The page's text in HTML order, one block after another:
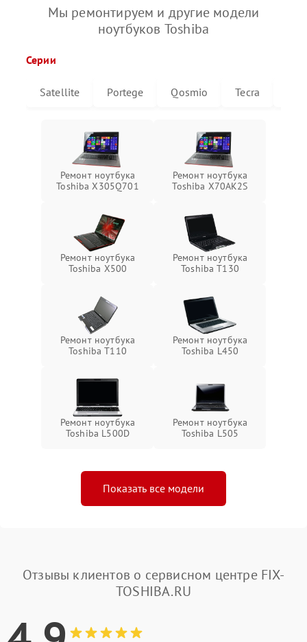
Мы ремонтируем и другие модели
ноутбуков Toshiba
Серии
Satellite Portege Qosmio Tecra
Ремонт ноутбука
Toshiba X305Q701
Ремонт ноутбука
Toshiba X70AK2S
Ремонт ноутбука
Toshiba X500
Ремонт ноутбука
Toshiba T130
Ремонт ноутбука
Toshiba T110
Ремонт ноутбука
Toshiba L450
Ремонт ноутбука
Toshiba L500D
Ремонт ноутбука
Toshiba L505
Показать все модели
Отзывы клиентов о сервисном центре FIX-
TOSHIBA.RU